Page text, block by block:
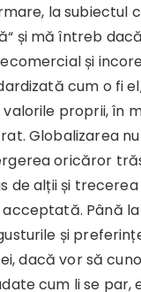
la subiectul
și mă întreb
și
cum o fi
proprii, în
Globalizarea
oricăror
de alții și
Până
și
dacă vor să
cum li se par,